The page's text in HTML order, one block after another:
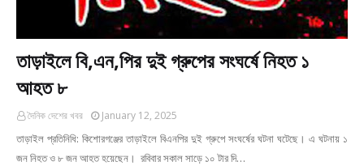
তাড়াইলে বি,এন,পির দুই গ্রুপের সংঘর্ষে নিহত ১
আহত ৮
দৈনিক দেশের খবর January 12, 2025
তাড়াইল প্রতিনিধি: কিশোরগঞ্জের তাড়াইলে বিএনপির দুই গ্রুপে সংঘর্ষের ঘটনা ঘটেছে। এ ঘটনায় ১
জন নিহত ও ৮ জন আহত হয়েছেন। রবিবার সকাল সাড়ে ১০ টার দি…